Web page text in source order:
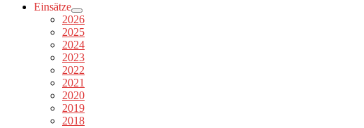
Einsätze
2026
2025
2024
2023
2022
2021
2020
2019
2018